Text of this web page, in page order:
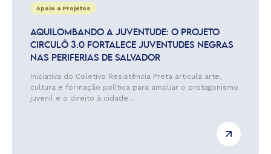
Apoio a Projetos
AQUILOMBANDO A JUVENTUDE: O PROJETO
CIRCULÔ 3.0 FORTALECE JUVENTUDES NEGRAS
NAS PERIFERIAS DE SALVADOR
Iniciativa do Coletivo Resistência Preta articula arte,
cultura e formação política para ampliar o protagonismo
juvenil e o direito à cidade...